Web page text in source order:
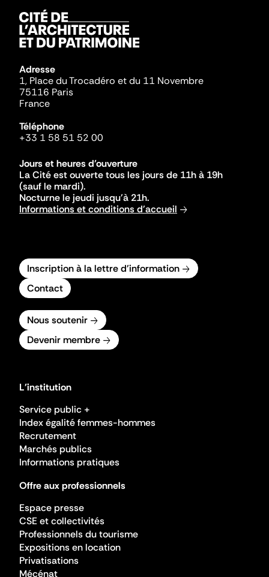
Adresse
1, Place du Trocadéro et du 11 Novembre
75116 Paris
France
Téléphone
+33 1 58 51 52 00
Jours et heures d'ouverture
La Cité est ouverte tous les jours de 11h à 19h
(sauf le mardi).
Nocturne le jeudi jusqu'à 21h.
Informations et conditions d'accueil
Inscription à la lettre d'information
Contact
Nous soutenir
Devenir membre
L'institution
Service public +
Index égalité femmes-hommes
Recrutement
Marchés publics
Informations pratiques
Offre aux professionnels
Espace presse
CSE et collectivités
Professionnels du tourisme
Expositions en location
Privatisations
Mécénat